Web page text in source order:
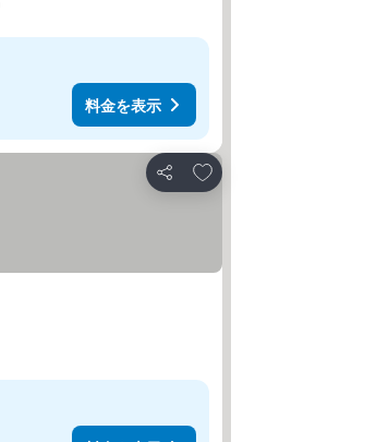
料金を表示
シェア
お気に入りに追加